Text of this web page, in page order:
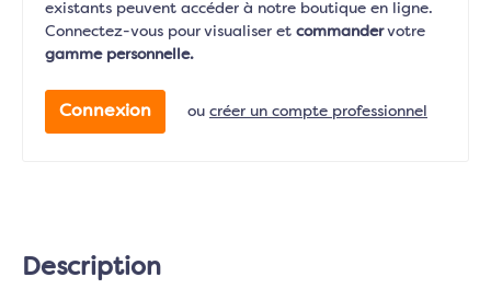
existants peuvent accéder à notre boutique en ligne.
Connectez-vous pour visualiser et commandervotre
gamme personnelle.
Connexion ou créer un compte professionnel
Description